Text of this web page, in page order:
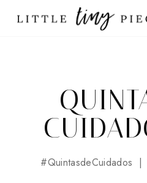
#QuintasdeCuidados